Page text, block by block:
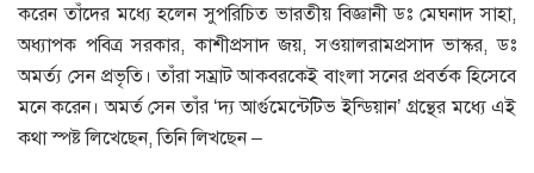
করেন তাঁদের মধ্যে হলেন সুপরিচিত ভারতীয় বিজ্ঞানী ডঃ মেঘনাদ সাহা,
অধ্যাপক পবিত্র সরকার, কাশীপ্রসাদ জয়, সওয়ালরামপ্রসাদ ভাস্কর, ডঃ
অমর্ত্য সেন প্রভৃতি। তাঁরা সম্রাট আকবরকেই বাংলা সনের প্রবর্তক হিসেবে
মনে করেন। অমর্ত সেন তাঁর ‘দ্য আর্গুমেন্টেটিভ ইন্ডিয়ান’ গ্রন্থের মধ্যে এই
কথা স্পষ্ট লিখেছেন, তিনি লিখছেন –